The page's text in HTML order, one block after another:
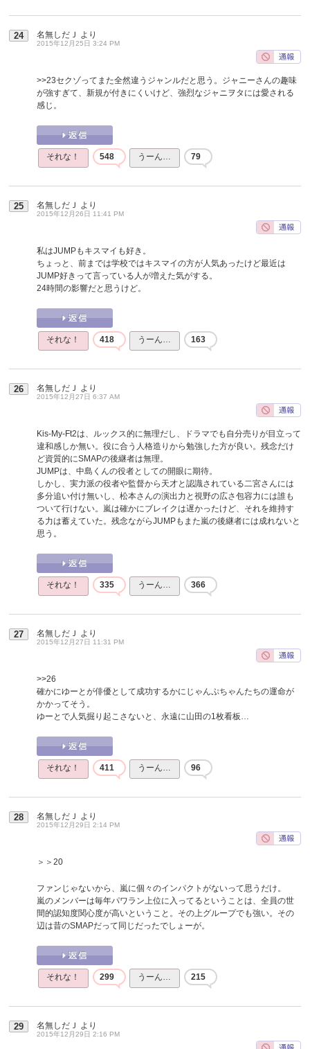
24 名無しだＪ より
2015年12月25日 3:24 PM
>>23セクゾってまた全然違うジャンルだと思う。ジャニーさんの趣味
が強すぎて、新規が付きにくいけど、強烈なジャニヲタには愛される
感じ。
それな！ 548 うーん… 79
25 名無しだＪ より
2015年12月26日 11:41 PM
私はJUMPもキスマイも好き。
ちょっと、前までは学校ではキスマイの方が人気あったけど最近は
JUMP好きって言っている人が増えた気がする。
24時間の影響だと思うけど。
それな！ 418 うーん… 163
26 名無しだＪ より
2015年12月27日 6:37 AM
Kis-My-Ft2は、ルックス的に無理だし、ドラマでも自分売りが目立って
違和感しか無い。役に合う人格造りから勉強した方が良い。残念だけ
ど資質的にSMAPの後継者は無理。
JUMPは、中島くんの役者としての開眼に期待。
しかし、実力派の役者や監督から天才と認識されている二宮さんには
多分追い付け無いし、松本さんの演出力と視野の広さ包容力には誰も
ついて行けない。嵐は確かにブレイクは遅かったけど、それを維持す
る力は蓄えていた。残念ながらJUMPもまた嵐の後継者には成れないと
思う。
それな！ 335 うーん… 366
27 名無しだＪ より
2015年12月27日 11:31 PM
>>26
確かにゆーとが俳優として成功するかにじゃんぷちゃんたちの運命が
かかってそう。
ゆーとで人気掘り起こさないと、永遠に山田の1枚看板…
それな！ 411 うーん… 96
28 名無しだＪ より
2015年12月29日 2:14 PM
＞＞20
ファンじゃないから、嵐に個々のインパクトがないって思うだけ。
嵐のメンバーは毎年パワラン上位に入ってるということは、全員の世
間的認知度関心度が高いということ。その上グループでも強い。その
辺は昔のSMAPだって同じだったでしょーが。
それな！ 299 うーん… 215
29 名無しだＪ より
2015年12月29日 2:16 PM